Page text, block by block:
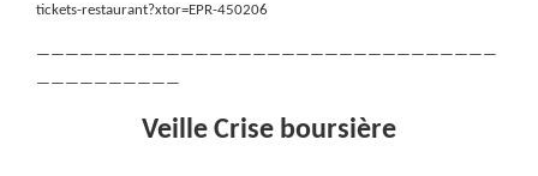
tickets-restaurant?xtor=EPR-450206
————————————————————————————————
——————————
Veille Crise boursière